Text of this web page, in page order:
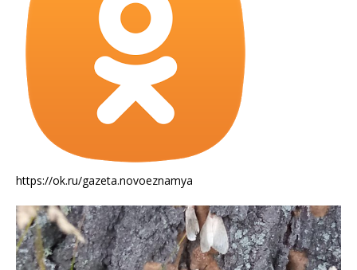
https://ok.ru/gazeta.novoeznamya